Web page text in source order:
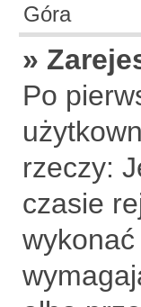
Góra
»
Po
rzeczy:
czasie